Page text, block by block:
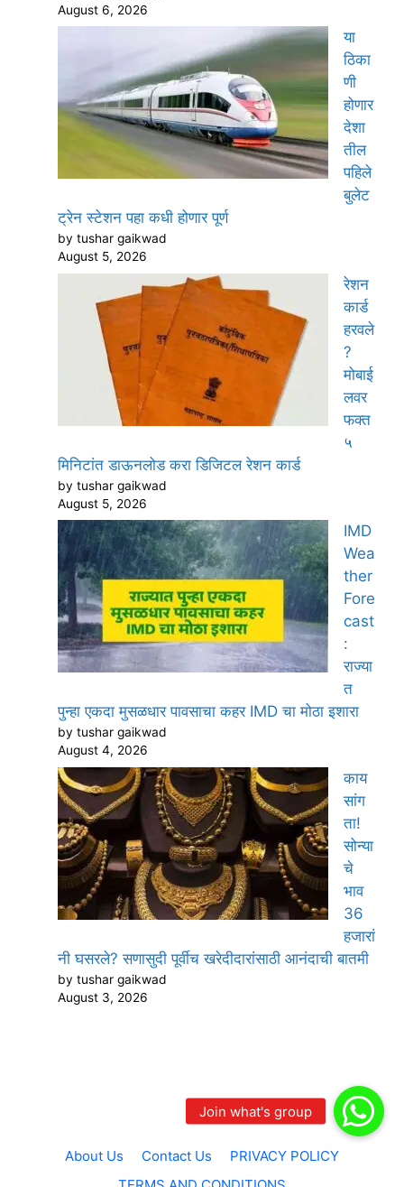
August 6, 2026
या
ठिका
णी
होणार
देशा
तील
पहिले
बुलेट
ट्रेन स्टेशन पहा कधी होणार पूर्ण
by tushar gaikwad
August 5, 2026
रेशन
कार्ड
हरवले
?
मोबाई
लवर
फक्त
५
मिनिटांत डाऊनलोड करा डिजिटल रेशन कार्ड
by tushar gaikwad
August 5, 2026
IMD
Wea
ther
Fore
cast
:
राज्या
त
पुन्हा एकदा मुसळधार पावसाचा कहर IMD चा मोठा इशारा
by tushar gaikwad
August 4, 2026
काय
सांग
ता!
सोन्या
चे
भाव
36
हजारां
नी घसरले? सणासुदी पूर्वीच खरेदीदारांसाठी आनंदाची बातमी
by tushar gaikwad
August 3, 2026
About Us Contact Us
PRIVACY POLICY